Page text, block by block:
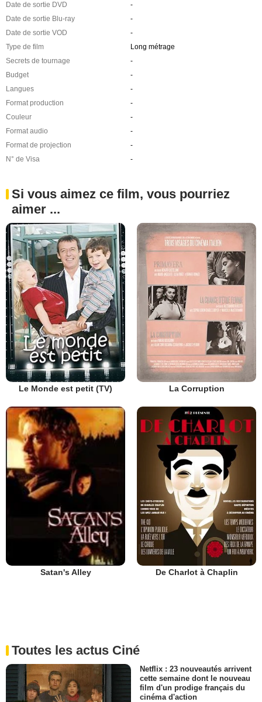
Date de sortie DVD
-
Date de sortie Blu-ray
-
Date de sortie VOD
-
Type de film
Long métrage
Secrets de tournage
-
Budget
-
Langues
-
Format production
-
Couleur
-
Format audio
-
Format de projection
-
N° de Visa
-
Si vous aimez ce film, vous pourriez
aimer ...
Le Monde est petit (TV) La Corruption
Satan's Alley De Charlot à Chaplin
Toutes les actus Ciné
Netflix : 23 nouveautés arrivent
cette semaine dont le nouveau
film d'un prodige français du
cinéma d'action